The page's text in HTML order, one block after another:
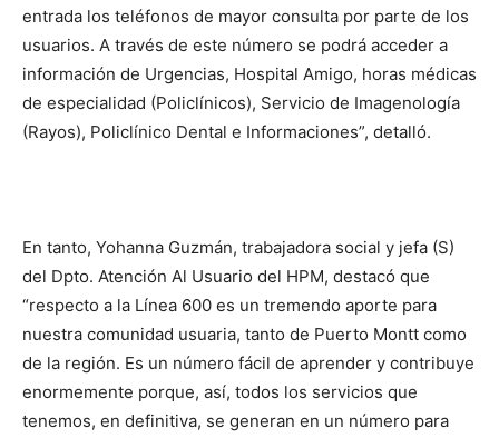
entrada los teléfonos de mayor consulta por parte de los
usuarios. A través de este número se podrá acceder a
información de Urgencias, Hospital Amigo, horas médicas
de especialidad (Policlínicos), Servicio de Imagenología
(Rayos), Policlínico Dental e Informaciones”, detalló.
En tanto, Yohanna Guzmán, trabajadora social y jefa (S)
del Dpto. Atención Al Usuario del HPM, destacó que
“respecto a la Línea 600 es un tremendo aporte para
nuestra comunidad usuaria, tanto de Puerto Montt como
de la región. Es un número fácil de aprender y contribuye
enormemente porque, así, todos los servicios que
tenemos, en definitiva, se generan en un número para